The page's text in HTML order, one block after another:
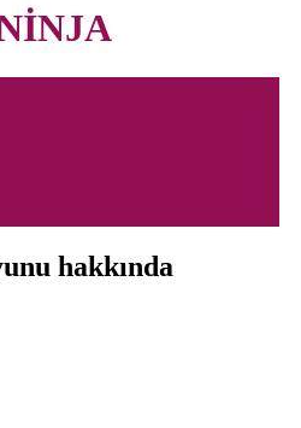
hakkında